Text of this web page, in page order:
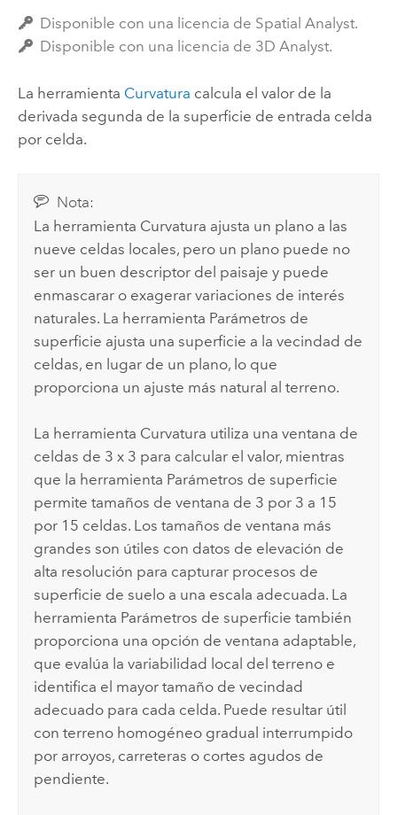
Disponible con una licencia de Spatial Analyst.
Disponible con una licencia de 3D Analyst.
La herramienta Curvatura calcula el valor de la
derivada segunda de la superficie de entrada celda
por celda.
Nota:
La herramienta Curvatura ajusta un plano a las
nueve celdas locales, pero un plano puede no
ser un buen descriptor del paisaje y puede
enmascarar o exagerar variaciones de interés
naturales. La herramienta Parámetros de
superficie ajusta una superficie a la vecindad de
celdas, en lugar de un plano, lo que
proporciona un ajuste más natural al terreno.
La herramienta Curvatura utiliza una ventana de
celdas de 3 x 3 para calcular el valor, mientras
que la herramienta Parámetros de superficie
permite tamaños de ventana de 3 por 3 a 15
por 15 celdas. Los tamaños de ventana más
grandes son útiles con datos de elevación de
alta resolución para capturar procesos de
superficie de suelo a una escala adecuada. La
herramienta Parámetros de superficie también
proporciona una opción de ventana adaptable,
que evalúa la variabilidad local del terreno e
identifica el mayor tamaño de vecindad
adecuado para cada celda. Puede resultar útil
con terreno homogéneo gradual interrumpido
por arroyos, carreteras o cortes agudos de
pendiente.